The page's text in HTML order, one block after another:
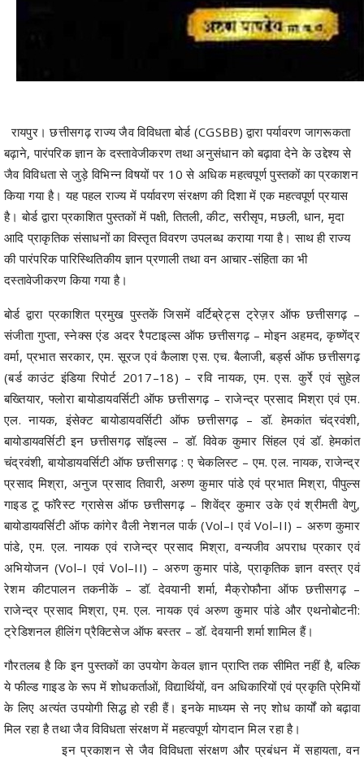
रायपुर। छत्तीसगढ़ राज्य जैव विविधता बोर्ड (CGSBB) द्वारा पर्यावरण जागरूकता
बढ़ाने, पारंपरिक ज्ञान के दस्तावेजीकरण तथा अनुसंधान को बढ़ावा देने के उद्देश्य से
जैव विविधता से जुड़े विभिन्न विषयों पर 10 से अधिक महत्वपूर्ण पुस्तकों का प्रकाशन
किया गया है। यह पहल राज्य में पर्यावरण संरक्षण की दिशा में एक महत्वपूर्ण प्रयास
है। बोर्ड द्वारा प्रकाशित पुस्तकों में पक्षी, तितली, कीट, सरीसृप, मछली, धान, मृदा
आदि प्राकृतिक संसाधनों का विस्तृत विवरण उपलब्ध कराया गया है। साथ ही राज्य
की पारंपरिक पारिस्थितिकीय ज्ञान प्रणाली तथा वन आचार-संहिता का भी
दस्तावेजीकरण किया गया है।
बोर्ड द्वारा प्रकाशित प्रमुख पुस्तकें जिसमें वर्टिब्रेट्स ट्रेज़र ऑफ छत्तीसगढ़ –
संजीता गुप्ता, स्नेक्स एंड अदर रैपटाइल्स ऑफ छत्तीसगढ़ – मोइन अहमद, कृष्णेंद्र
वर्मा, प्रभात सरकार, एम. सूरज एवं कैलाश एस. एच. बैलाजी, बर्ड्स ऑफ छत्तीसगढ़
(बर्ड काउंट इंडिया रिपोर्ट 2017–18) – रवि नायक, एम. एस. कुर्रे एवं सुहेल
बख्तियार, फ्लोरा बायोडायवर्सिटी ऑफ छत्तीसगढ़ – राजेन्द्र प्रसाद मिश्रा एवं एम.
एल. नायक, इंसेक्ट बायोडायवर्सिटी ऑफ छत्तीसगढ़ – डॉ. हेमकांत चंद्रवंशी,
बायोडायवर्सिटी इन छत्तीसगढ़ सॉइल्स – डॉ. विवेक कुमार सिंहल एवं डॉ. हेमकांत
चंद्रवंशी, बायोडायवर्सिटी ऑफ छत्तीसगढ़ : ए चेकलिस्ट – एम. एल. नायक, राजेन्द्र
प्रसाद मिश्रा, अनुज प्रसाद तिवारी, अरुण कुमार पांडे एवं प्रभात मिश्रा, पीपुल्स
गाइड टू फॉरेस्ट ग्रासेस ऑफ छत्तीसगढ़ – शिवेंद्र कुमार उके एवं श्रीमती वेणु,
बायोडायवर्सिटी ऑफ कांगेर वैली नेशनल पार्क (Vol–I एवं Vol–II) – अरुण कुमार
पांडे, एम. एल. नायक एवं राजेन्द्र प्रसाद मिश्रा, वन्यजीव अपराध प्रकार एवं
अभियोजन (Vol–I एवं Vol–II) – अरुण कुमार पांडे, प्राकृतिक ज्ञान वस्त्र एवं
रेशम कीटपालन तकनीकें – डॉ. देवयानी शर्मा, मैक्रोफौना ऑफ छत्तीसगढ़ –
राजेन्द्र प्रसाद मिश्रा, एम. एल. नायक एवं अरुण कुमार पांडे और एथनोबोटनी:
ट्रेडिशनल हीलिंग प्रैक्टिसेज ऑफ बस्तर – डॉ. देवयानी शर्मा शामिल हैं।
गौरतलब है कि इन पुस्तकों का उपयोग केवल ज्ञान प्राप्ति तक सीमित नहीं है, बल्कि
ये फील्ड गाइड के रूप में शोधकर्ताओं, विद्यार्थियों, वन अधिकारियों एवं प्रकृति प्रेमियों
के लिए अत्यंत उपयोगी सिद्ध हो रही हैं। इनके माध्यम से नए शोध कार्यों को बढ़ावा
मिल रहा है तथा जैव विविधता संरक्षण में महत्वपूर्ण योगदान मिल रहा है।
इन प्रकाशन से जैव विविधता संरक्षण और प्रबंधन में सहायता, वन